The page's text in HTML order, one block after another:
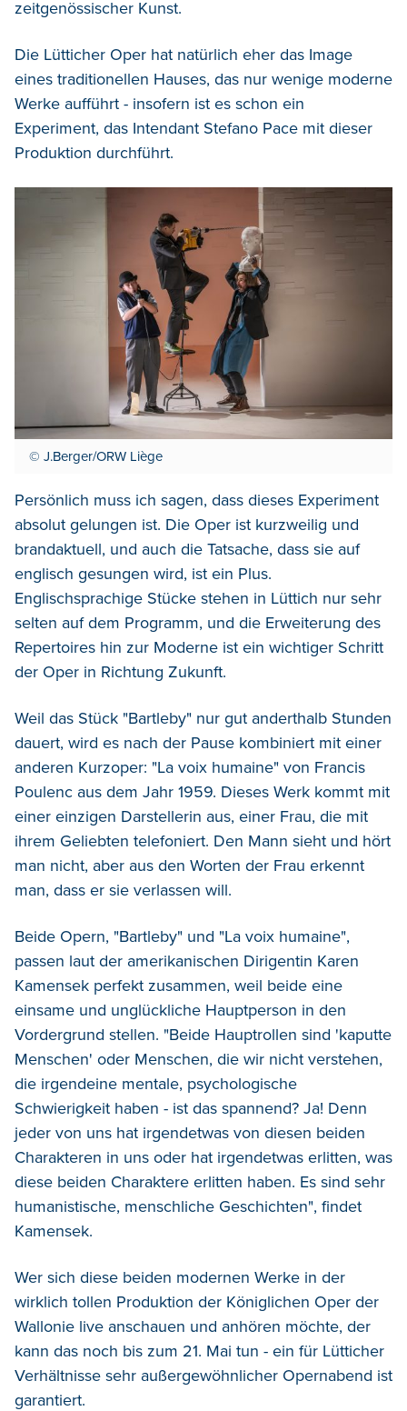
zeitgenössischer Kunst.
Die Lütticher Oper hat natürlich eher das Image
eines traditionellen Hauses, das nur wenige moderne
Werke aufführt - insofern ist es schon ein
Experiment, das Intendant Stefano Pace mit dieser
Produktion durchführt.
© J.Berger/ORW Liège
Persönlich muss ich sagen, dass dieses Experiment
absolut gelungen ist. Die Oper ist kurzweilig und
brandaktuell, und auch die Tatsache, dass sie auf
englisch gesungen wird, ist ein Plus.
Englischsprachige Stücke stehen in Lüttich nur sehr
selten auf dem Programm, und die Erweiterung des
Repertoires hin zur Moderne ist ein wichtiger Schritt
der Oper in Richtung Zukunft.
Weil das Stück "Bartleby" nur gut anderthalb Stunden
dauert, wird es nach der Pause kombiniert mit einer
anderen Kurzoper: "La voix humaine" von Francis
Poulenc aus dem Jahr 1959. Dieses Werk kommt mit
einer einzigen Darstellerin aus, einer Frau, die mit
ihrem Geliebten telefoniert. Den Mann sieht und hört
man nicht, aber aus den Worten der Frau erkennt
man, dass er sie verlassen will.
Beide Opern, "Bartleby" und "La voix humaine",
passen laut der amerikanischen Dirigentin Karen
Kamensek perfekt zusammen, weil beide eine
einsame und unglückliche Hauptperson in den
Vordergrund stellen. "Beide Hauptrollen sind 'kaputte
Menschen' oder Menschen, die wir nicht verstehen,
die irgendeine mentale, psychologische
Schwierigkeit haben - ist das spannend? Ja! Denn
jeder von uns hat irgendetwas von diesen beiden
Charakteren in uns oder hat irgendetwas erlitten, was
diese beiden Charaktere erlitten haben. Es sind sehr
humanistische, menschliche Geschichten", findet
Kamensek.
Wer sich diese beiden modernen Werke in der
wirklich tollen Produktion der Königlichen Oper der
Wallonie live anschauen und anhören möchte, der
kann das noch bis zum 21. Mai tun - ein für Lütticher
Verhältnisse sehr außergewöhnlicher Opernabend ist
garantiert.